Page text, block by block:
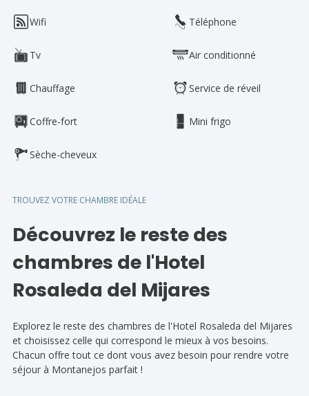
Wifi Téléphone
Tv Air conditionné
Chauffage Service de réveil
Coffre-fort Mini frigo
Sèche-cheveux
TROUVEZ VOTRE CHAMBRE IDÉALE
Découvrez le reste des
chambres de l'Hotel
Rosaleda del Mijares
Explorez le reste des chambres de l'Hotel Rosaleda del Mijares
et choisissez celle qui correspond le mieux à vos besoins.
Chacun offre tout ce dont vous avez besoin pour rendre votre
séjour à Montanejos parfait !